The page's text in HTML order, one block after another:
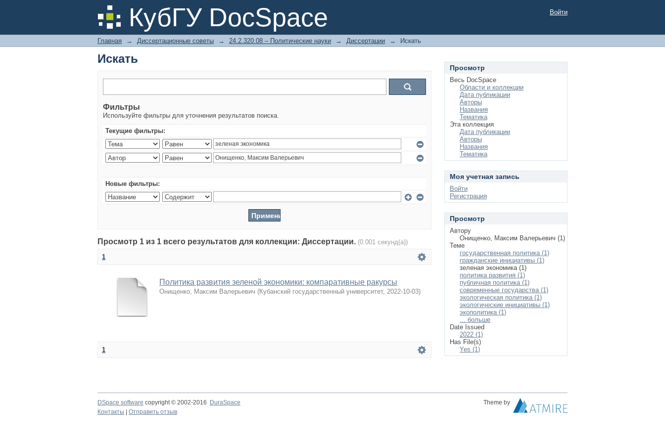
КубГУ DocSpace
Искать Войти
Главная → Диссертационные советы → 24.2.320.08 – Политические науки → Диссертации → Искать
Искать
Фильтры
Используйте фильтры для уточнения результатов поиска.
Текущие фильтры:
Новые фильтры:
Просмотр 1 из 1 всего результатов для коллекции: Диссертации. (0.001 секунд(а))
1
Политика развития зеленой экономики: компаративные ракурсы
Онищенко, Максим Валерьевич (Кубанский государственный университет, 2022-10-03)
1
Просмотр
Весь DocSpace
Области и коллекции
Дата публикации
Авторы
Названия
Тематика
Эта коллекция
Дата публикации
Авторы
Названия
Тематика
Моя учетная запись
Войти
Регистрация
Просмотр
Автору
Онищенко, Максим Валерьевич (1)
Теме
государственная политика (1)
гражданские инициативы (1)
зеленая экономика (1)
политика развития (1)
публичная политика (1)
современные государства (1)
экологическая политика (1)
экологические инициативы (1)
экополитика (1)
... больше
Date Issued
2022 (1)
Has File(s)
Yes (1)
DSpace software copyright © 2002-2016 DuraSpace
Theme by
Контакты
Отправить отзыв